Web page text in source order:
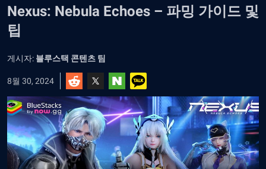
Nexus: Nebula Echoes – 파밍 가이드 및
팁
게시자: 블루스택 콘텐츠 팀
8월 30, 2024